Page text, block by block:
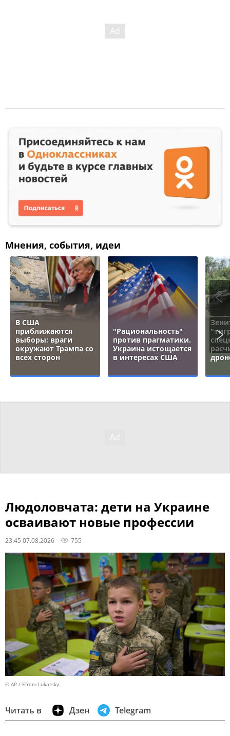
Мнения, события, идеи
В США
приближаются
выборы: враги
окружают Трампа со
всех сторон
"Рациональность"
против прагматики.
Украина истощается
в интересах США
Людоловчата: дети на Украине
осваивают новые профессии
23:45 07.08.2026 755
© AP / Efrem Lukatsky
Читать в Дзен Telegram